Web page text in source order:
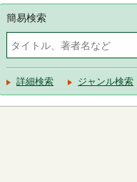
簡易検索
詳細検索 ジャンル検索